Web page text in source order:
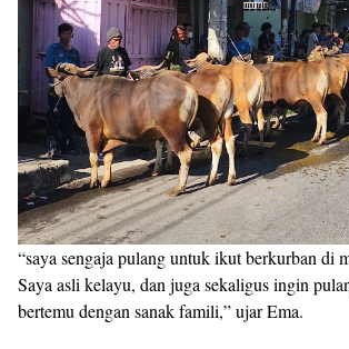
“saya sengaja pulang untuk ikut berkurban di
Saya asli kelayu, dan juga sekaligus ingin
bertemu dengan sanak famili,” ujar Ema.